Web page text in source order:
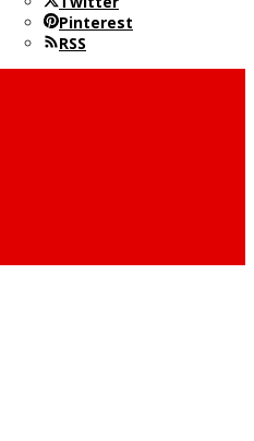
Pinterest
RSS